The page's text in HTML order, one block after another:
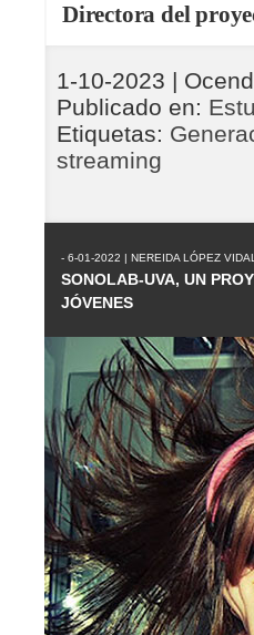
Directora del
1-10-2023 |
Publicado en:
Etiquetas:
streaming
- 6-01-2022 | NEREIDA LÓPEZ
SONOLAB-UVA, UN
JÓVENES